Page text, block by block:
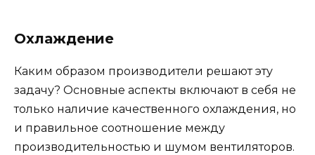
Охлаждение
Каким образом производители решают эту
задачу? Основные аспекты включают в себя не
только наличие качественного охлаждения, но
и правильное соотношение между
производительностью и шумом вентиляторов.